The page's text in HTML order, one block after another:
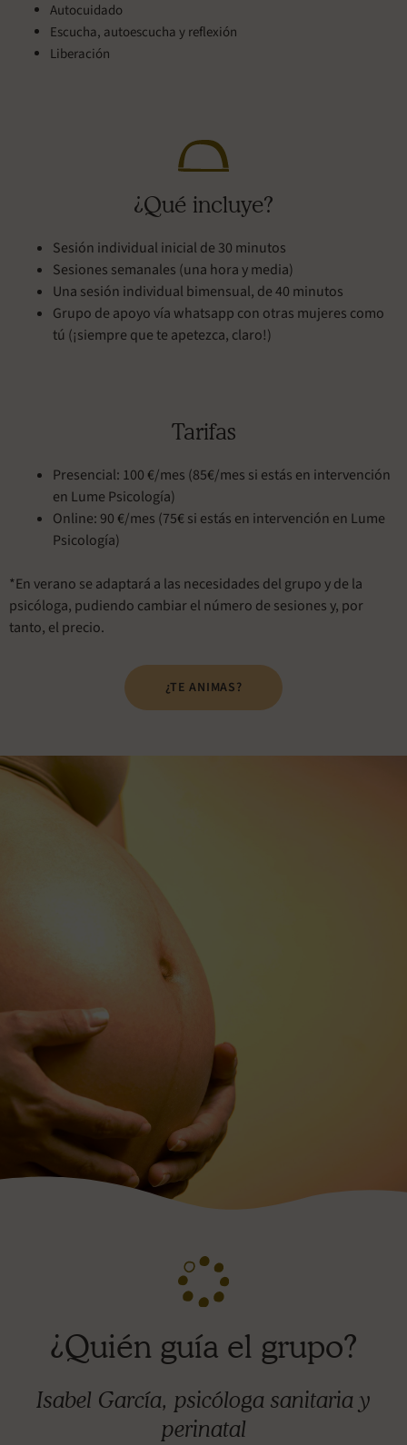
Autocuidado
Escucha, autoescucha y reflexión
Liberación
¿Qué incluye?
Sesión individual inicial de 30 minutos
Sesiones semanales (una hora y media)
Una sesión individual bimensual, de 40 minutos
Grupo de apoyo vía whatsapp con otras mujeres como
tú (¡siempre que te apetezca, claro!)
Tarifas
Presencial: 100 €/mes (85€/mes si estás en intervención
en Lume Psicología)
Online: 90 €/mes (75€ si estás en intervención en Lume
Psicología)
*En verano se adaptará a las necesidades del grupo y de la
psicóloga, pudiendo cambiar el número de sesiones y, por
tanto, el precio.
¿TE ANIMAS?
¿Quién guía el grupo?
Isabel García, psicóloga sanitaria y
perinatal